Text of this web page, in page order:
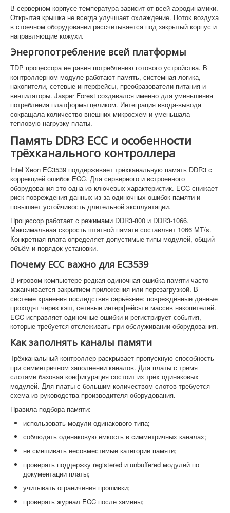
В серверном корпусе температура зависит от всей аэродинамики.
Открытая крышка не всегда улучшает охлаждение. Поток воздуха
в стоечном оборудовании рассчитывается под закрытый корпус и
направляющие кожухи.
Энергопотребление всей платформы
TDP процессора не равен потреблению готового устройства. В
контроллерном модуле работают память, системная логика,
накопители, сетевые интерфейсы, преобразователи питания и
вентиляторы. Jasper Forest создавался именно для уменьшения
потребления платформы целиком. Интеграция ввода-вывода
сокращала количество внешних микросхем и уменьшала
тепловую нагрузку платы.
Память DDR3 ECC и особенности
трёхканального контроллера
Intel Xeon EC3539 поддерживает трёхканальную память DDR3 с
коррекцией ошибок ECC. Для серверного и встроенного
оборудования это одна из ключевых характеристик. ECC снижает
риск повреждения данных из-за одиночных ошибок памяти и
повышает устойчивость длительной эксплуатации.
Процессор работает с режимами DDR3-800 и DDR3-1066.
Максимальная скорость штатной памяти составляет 1066 MT/s.
Конкретная плата определяет допустимые типы модулей, общий
объём и порядок установки.
Почему ECC важно для EC3539
В игровом компьютере редкая одиночная ошибка памяти часто
заканчивается закрытием приложения или перезагрузкой. В
системе хранения последствия серьёзнее: повреждённые данные
проходят через кэш, сетевые интерфейсы и массив накопителей.
ECC исправляет одиночные ошибки и регистрирует события,
которые требуется отслеживать при обслуживании оборудования.
Как заполнять каналы памяти
Трёхканальный контроллер раскрывает пропускную способность
при симметричном заполнении каналов. Для платы с тремя
слотами базовая конфигурация состоит из трёх одинаковых
модулей. Для платы с большим количеством слотов требуется
схема из руководства производителя оборудования.
Правила подбора памяти:
использовать модули одинакового типа;
соблюдать одинаковую ёмкость в симметричных каналах;
не смешивать несовместимые категории памяти;
проверять поддержку registered и unbuffered модулей по
документации платы;
учитывать ограничения прошивки;
проверять журнал ECC после замены;